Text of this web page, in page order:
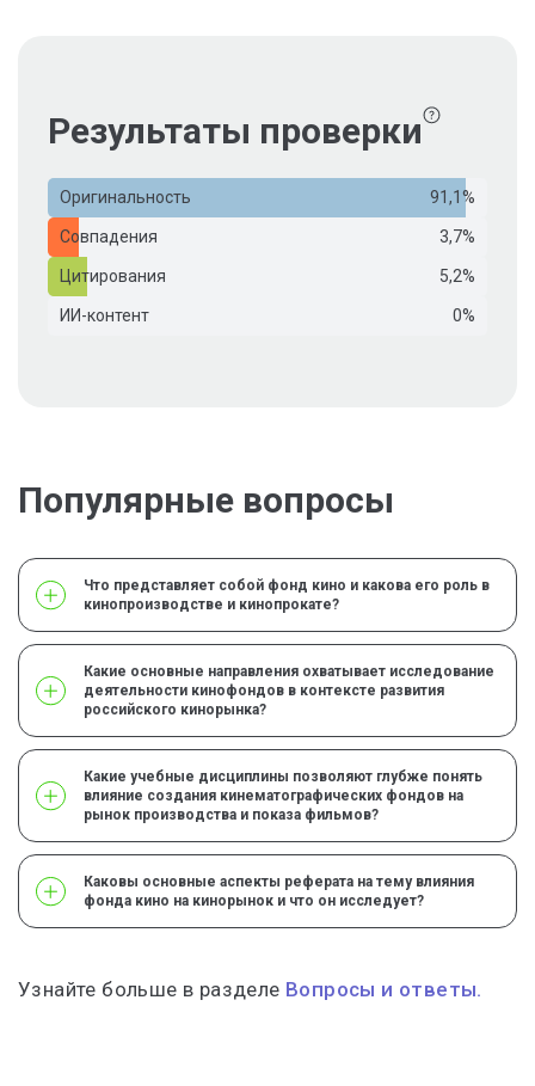
Результаты проверки
Оригинальность 91,1%
Совпадения 3,7%
Цитирования 5,2%
ИИ-контент 0%
Популярные вопросы
Что представляет собой фонд кино и какова его роль в
кинопроизводстве и кинопрокате?
Какие основные направления охватывает исследование
деятельности кинофондов в контексте развития
российского кинорынка?
Какие учебные дисциплины позволяют глубже понять
влияние создания кинематографических фондов на
рынок производства и показа фильмов?
Каковы основные аспекты реферата на тему влияния
фонда кино на кинорынок и что он исследует?
Узнайте больше в разделе Вопросы и ответы.